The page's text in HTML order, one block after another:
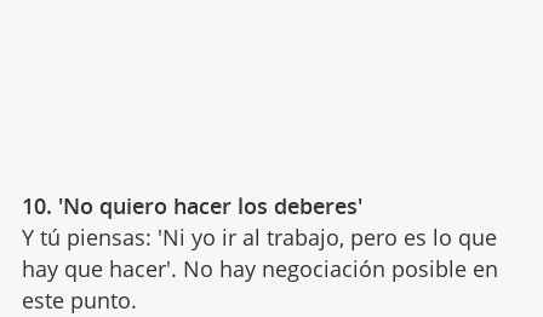
10. 'No quiero hacer los deberes'
Y tú piensas: 'Ni yo ir al trabajo, pero es lo que
hay que hacer'. No hay negociación posible en
este punto.